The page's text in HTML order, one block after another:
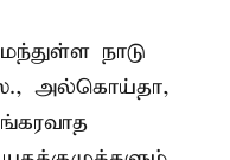
நாடு
அல்கொய்தா,